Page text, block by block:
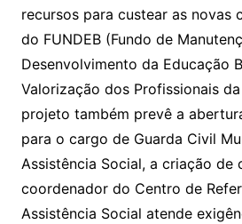
recursos para custear as novas
do FUNDEB (Fundo de
Desenvolvimento da Educação
Valorização dos Profissionais
projeto também prevê a
para o cargo de Guarda Civil
Assistência Social, a criação de
coordenador do Centro de
Assistência Social atende